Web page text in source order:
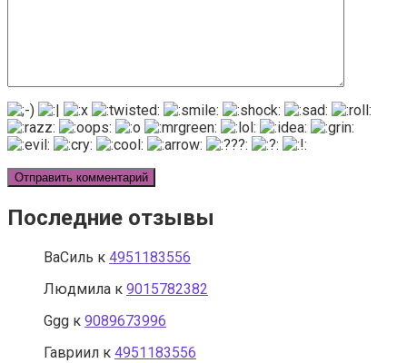
Последние отзывы
ВаСиль к 4951183556
Людмила к 9015782382
Ggg к 9089673996
Гавриил к 4951183556